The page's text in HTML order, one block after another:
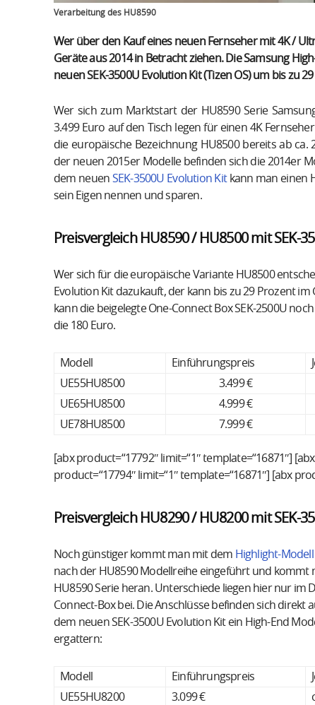
Verarbeitung des HU8590
Wer über den Kauf eines neuen Fernseher mit 4K /
Geräte aus 2014 in Betracht ziehen. Die Samsung
neuen SEK-3500U Evolution Kit (Tizen OS) um bis zu
Wer sich zum Marktstart der HU8590 Serie
3.499 Euro auf den Tisch legen für einen 4K
die europäische Bezeichnung HU8500 bereits ab
der neuen 2015er Modelle befinden sich die 2014er
dem neuen SEK-3500U Evolution Kitkann man einen
sein Eigen nennen und sparen.
Preisvergleich HU8590 / HU8500 mit SEK-
Wer sich für die europäische Variante HU8500
Evolution Kit dazukauft, der kann bis zu 29 Prozent
kann die beigelegte One-Connect Box SEK-2500U
die 180 Euro.
Modell Einführungspreis
UE55HU8500
3.499 €
UE65HU8500
4.999 €
UE78HU8500
7.999 €
[abx product=“17792″ limit=“1″ template=“16871″]
product=“17794″ limit=“1″ template=“16871″] [abx
Preisvergleich HU8290 / HU8200 mit SEK-
Noch günstiger kommt man mit dem Highlight-
nach der HU8590 Modellreihe eingeführt und kommt
HU8590 Serie heran. Unterschiede liegen hier nur im
Connect-Box bei. Die Anschlüsse befinden sich direkt
dem neuen SEK-3500U Evolution Kit ein High-End
ergattern:
Modell Einführungspreis
UE55HU8200
3.099 €